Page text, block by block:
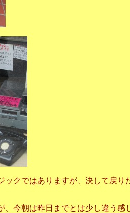
ックではありますが、決して戻り
今朝は昨日までとは少し違う感